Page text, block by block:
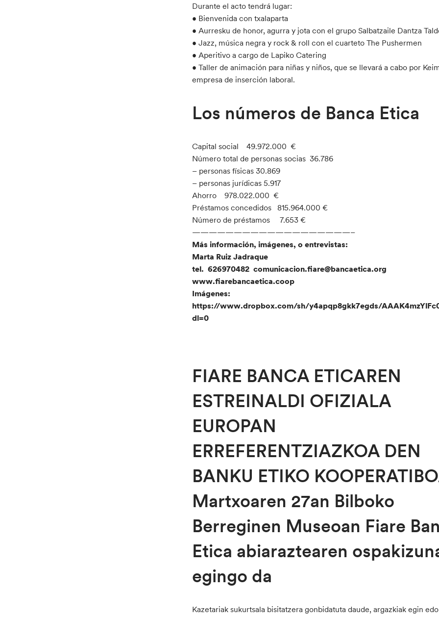
Durante el acto tendrá lugar:
• Bienvenida con txalaparta
• Aurresku de honor, agurra y jota con el grupo Salbatzaile Dantza
• Jazz, música negra y rock & roll con el cuarteto The Pushermen
• Aperitivo a cargo de Lapiko Catering
• Taller de animación para niñas y niños, que se llevará a cabo por
empresa de inserción laboral.
Los números de Banca Etica
Capital social 49.972.000 €
Número total de personas socias 36.786
– personas físicas 30.869
– personas jurídicas 5.917
Ahorro 978.022.000 €
Préstamos concedidos 815.964.000 €
Número de préstamos 7.653 €
———————————————————–
Más información, imágenes, o entrevistas:
Marta Ruiz Jadraque
tel. 626970482 comunicacion.fiare@bancaetica.org
www.fiarebancaetica.coop
Imágenes:
https://www.dropbox.com/sh/y4apqp8gkk7egds/
dl=0
FIARE BANCA ETICAREN
ESTREINALDI OFIZIALA
EUROPAN
ERREFERENTZIAZKOA DEN
BANKU ETIKO
Martxoaren 27an Bilboko
Berreginen Museoan Fiare
Etica abiaraztearen
egingo da
Kazetariak sukurtsala bisitatzera gonbidatuta daude, argazkiak egin